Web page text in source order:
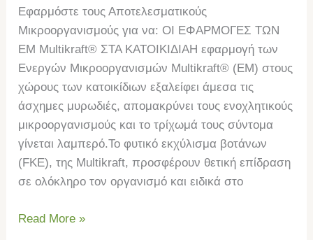
Εφαρμόστε τους Αποτελεσματικούς
Μικροοργανισμούς για να: ΟΙ ΕΦΑΡΜΟΓΕΣ ΤΩΝ
EM Multikraft® ΣΤΑ ΚΑΤΟΙΚΙΔΙΑΗ εφαρμογή των
Ενεργών Μικροοργανισμών Multikraft® (ΕΜ) στους
χώρους των κατοικίδιων εξαλείφει άμεσα τις
άσχημες μυρωδιές, απομακρύνει τους ενοχλητικούς
μικροοργανισμούς και το τρίχωμά τους σύντομα
γίνεται λαμπερό.Το φυτικό εκχύλισμα βοτάνων
(FKE), της Multikraft, προσφέρουν θετική επίδραση
σε ολόκληρο τον οργανισμό και ειδικά στο
Read More »